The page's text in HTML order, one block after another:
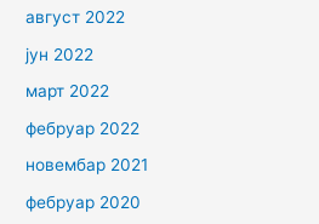
август 2022
јун 2022
март 2022
фебруар 2022
новембар 2021
фебруар 2020